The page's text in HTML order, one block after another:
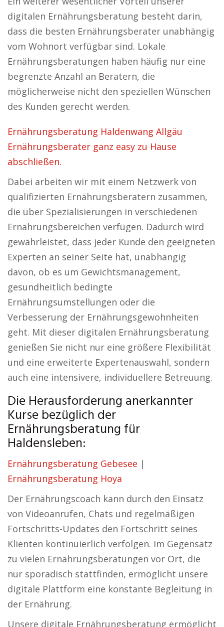
digitalen Ernährungsberatung besteht darin,
dass die besten Ernährungsberater unabhängig
vom Wohnort verfügbar sind. Lokale
Ernährungsberatungen haben häufig nur eine
begrenzte Anzahl an Beratern, die
möglicherweise nicht den speziellen Wünschen
des Kunden gerecht werden.
Ernährungsberatung Haldenwang Allgäu
Ernährungsberater ganz easy zu Hause
abschließen.
Dabei arbeiten wir mit einem Netzwerk von
qualifizierten Ernährungsberatern zusammen,
die über Spezialisierungen in verschiedenen
Ernährungsbereichen verfügen. Dadurch wird
gewährleistet, dass jeder Kunde den geeigneten
Experten an seiner Seite hat, unabhängig
davon, ob es um Gewichtsmanagement,
gesundheitlich bedingte
Ernährungsumstellungen oder die
Verbesserung der Ernährungsgewohnheiten
geht. Mit dieser digitalen Ernährungsberatung
genießen Sie nicht nur eine größere Flexibilität
und eine erweiterte Expertenauswahl, sondern
auch eine intensivere, individuellere Betreuung.
Die Herausforderung anerkannter
Kurse bezüglich der
Ernährungsberatung für
Haldensleben:
Ernährungsberatung Gebesee |
Ernährungsberatung Hoya
Der Ernährungscoach kann durch den Einsatz
von Videoanrufen, Chats und regelmäßigen
Fortschritts-Updates den Fortschritt seines
Klienten kontinuierlich verfolgen. Im Gegensatz
zu vielen Ernährungsberatungen vor Ort, die
nur sporadisch stattfinden, ermöglicht unsere
digitale Plattform eine konstante Begleitung in
der Ernährung.
Unsere digitale Ernährungsberatung ermöglicht